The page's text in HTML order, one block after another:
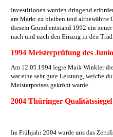
Investitionen wurden dringend
am Markt zu bleiben und altbewährte
diesem Grund entstand 1992 ein
nach und nach den Einzug in den
1994 Meisterprüfung des
Am 12.05.1994 legte Maik Winkler
war eine sehr gute Leistung, welche
Meisterpreises gekrönt wurde.
2004 Thüringer Qualitätssiegel
Im Frühjahr 2004 wurde uns das